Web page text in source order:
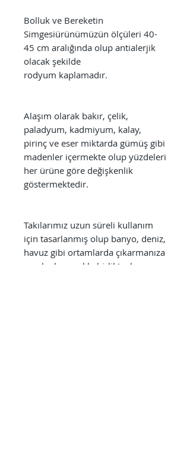
Bolluk ve Bereketin
Simgesiürünümüzün ölçüleri 40-
45 cm aralığında olup antialerjik
olacak şekilde
rodyum kaplamadır.
Alaşım olarak bakır, çelik,
paladyum, kadmiyum, kalay,
pirinç ve eser miktarda gümüş gibi
madenler içermekte olup yüzdeleri
her ürüne göre değişkenlik
göstermektedir.
Takılarımız uzun süreli kullanım
için tasarlanmış olup banyo, deniz,
havuz gibi ortamlarda çıkarmanıza
gerek olmamakla birlikte, bu